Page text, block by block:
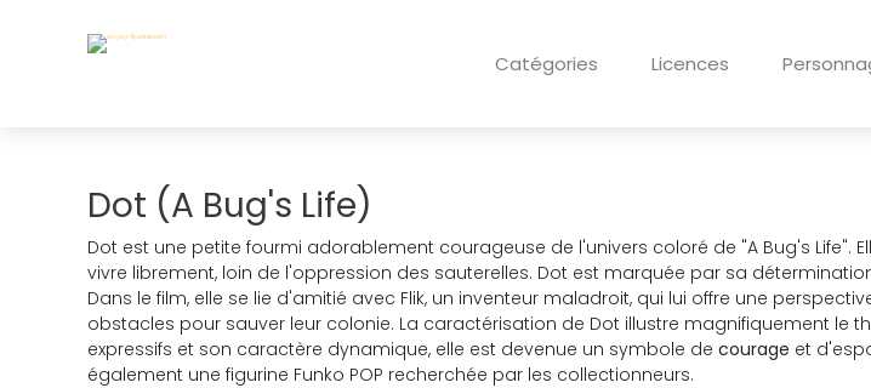
Catégories Licences
Dot (A Bug's Life)
Dot est une petite fourmi adorablement courageuse de l'univers coloré de "A Bug's Life".
vivre librement, loin de l'oppression des sauterelles. Dot est marquée par sa
Dans le film, elle se lie d'amitié avec Flik, un inventeur maladroit, qui lui offre une
obstacles pour sauver leur colonie. La caractérisation de Dot illustre magnifiquement le
expressifs et son caractère dynamique, elle est devenue un symbole de courage et
également une figurine Funko POP recherchée par les collectionneurs.